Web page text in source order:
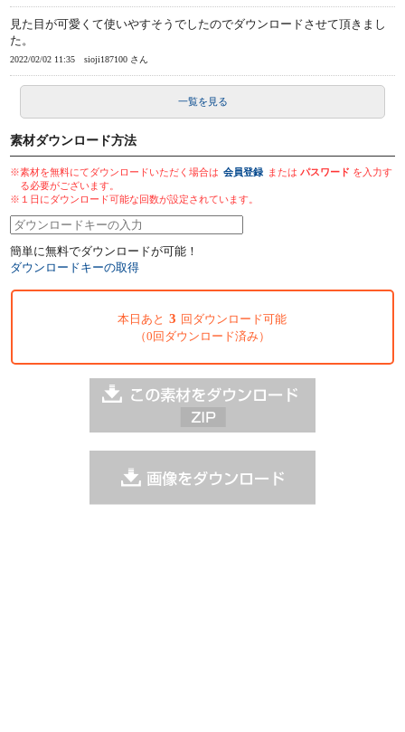
見た目が可愛くて使いやすそうでしたのでダウンロードさせて頂きまし
た。
2022/02/02 11:35 sioji187100 さん
一覧を見る
素材ダウンロード方法
※素材を無料にてダウンロードいただく場合は 会員登録 またはパスワード を入力す
る必要がございます。
※１日にダウンロード可能な回数が設定されています。
簡単に無料でダウンロードが可能！
ダウンロードキーの取得
本日あと 3 回ダウンロード可能
（0回ダウンロード済み）